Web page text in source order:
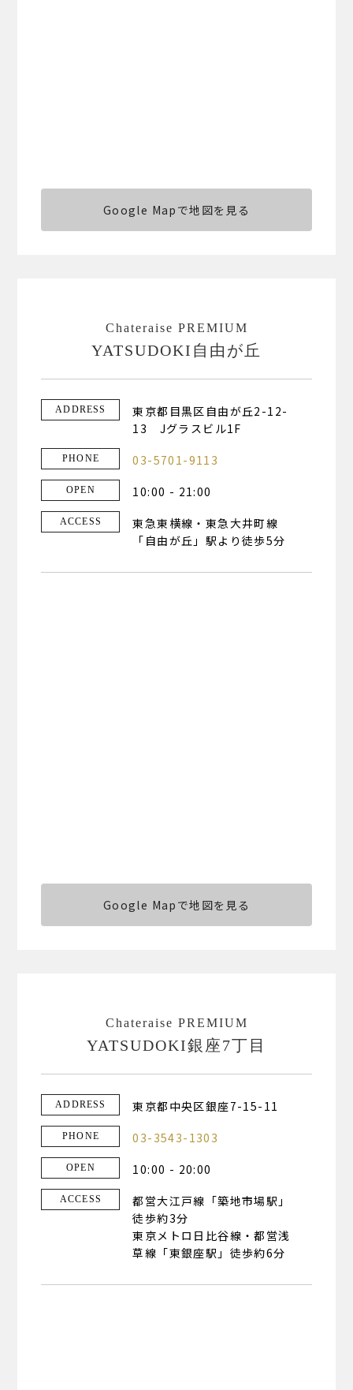
Google Mapで地図を見る
Chateraise PREMIUM
YATSUDOKI自由が丘
ADDRESS
東京都目黒区自由が丘2-12-
13 Jグラスビル1F
PHONE 03-5701-9113
OPEN 10:00 - 21:00
ACCESS
東急東横線・東急大井町線
「自由が丘」駅より徒歩5分
Google Mapで地図を見る
Chateraise PREMIUM
YATSUDOKI銀座7丁目
ADDRESS 東京都中央区銀座7-15-11
PHONE 03-3543-1303
OPEN 10:00 - 20:00
ACCESS
都営大江戸線「築地市場駅」
徒歩約3分
東京メトロ日比谷線・都営浅
草線「東銀座駅」徒歩約6分